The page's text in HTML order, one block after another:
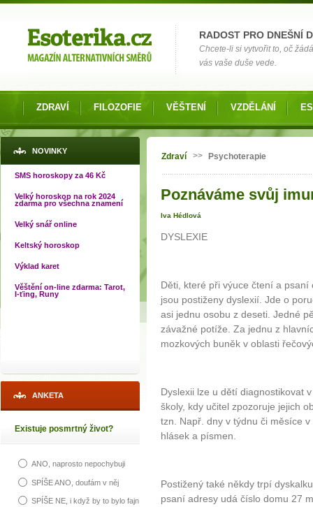
RADOST PRO DNEŠNÍ
Chcete-li si vytvořit to, oč
vás vaše duše vede.
ZDRAVÍ FILOZOFIE VĚŠTENÍ VZDĚLÁNÍ
NOVINKY
SMS horoskopy za 46 Kč
Velký horoskop na rok 2024
zdarma pro všechna znamení
Velký snář online
Keltský horoskop
Výklad karet
Věštění on-line zdarma: Tarot,
I-ťing, Runy
ANKETA
Existuje posmrtný život?
ANO, naprosto nepochybuji
SPÍŠE ANO, doufám v něj
SPÍŠE NE, i když by to bylo fajn
Jste zde
Zdraví >> Psychoterapie
Poznáváme svůj
Iva Hédlová
DYSLEXIE
Děti, které při výuce čtení a
jsou postiženy dyslexií. Jde o
asi jednu osobu z deseti. Jedné
závažné potíže. Za jednu z
mozkových buněk v oblasti
Dyslexii lze u dětí diagnostikovat
školy, kdy učitel zpozoruje jejich
tzn. Např. dny v týdnu či měsíce
hlásek a písmen.
Postižený také někdy trpí
psaní adresy udá číslo domu 27